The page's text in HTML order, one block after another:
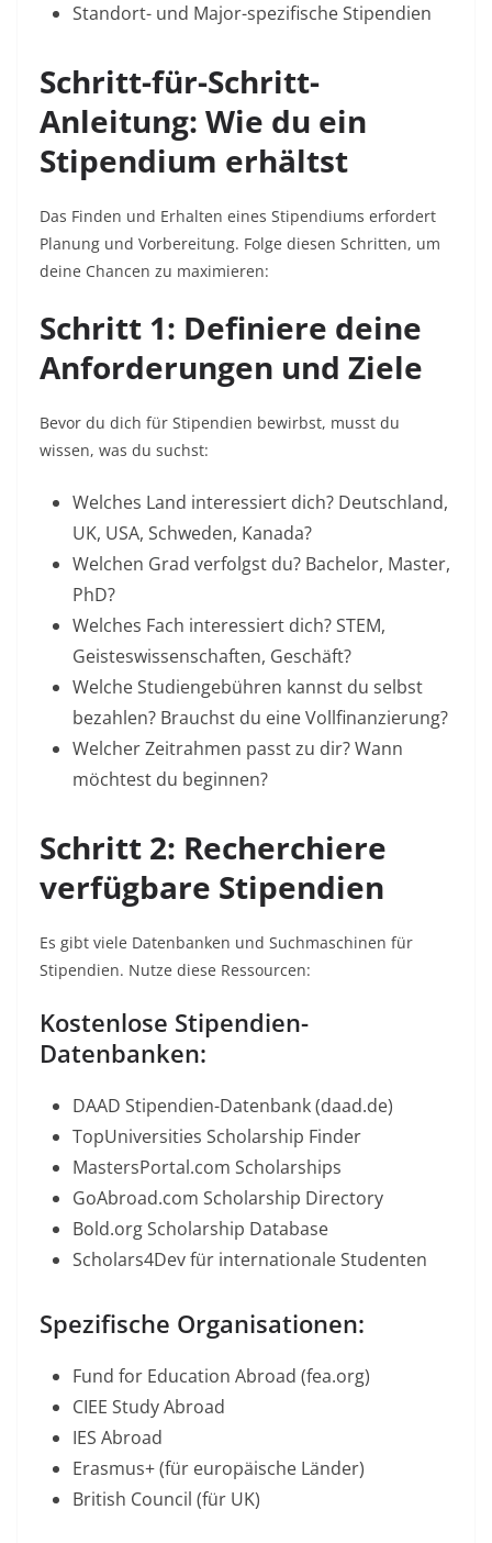
Standort- und Major-spezifische Stipendien​
Schritt-für-Schritt-
Anleitung: Wie du ein
Stipendium erhältst
Das Finden und Erhalten eines Stipendiums erfordert
Planung und Vorbereitung. Folge diesen Schritten, um
deine Chancen zu maximieren:​
Schritt 1: Definiere deine
Anforderungen und Ziele
Bevor du dich für Stipendien bewirbst, musst du
wissen, was du suchst:
Welches Land interessiert dich? Deutschland,
UK, USA, Schweden, Kanada?
Welchen Grad verfolgst du? Bachelor, Master,
PhD?
Welches Fach interessiert dich? STEM,
Geisteswissenschaften, Geschäft?
Welche Studiengebühren kannst du selbst
bezahlen? Brauchst du eine Vollfinanzierung?
Welcher Zeitrahmen passt zu dir? Wann
möchtest du beginnen?
Schritt 2: Recherchiere
verfügbare Stipendien
Es gibt viele Datenbanken und Suchmaschinen für
Stipendien. Nutze diese Ressourcen:
Kostenlose Stipendien-
Datenbanken:
DAAD Stipendien-Datenbank (daad.de)
TopUniversities Scholarship Finder
MastersPortal.com Scholarships
GoAbroad.com Scholarship Directory
Bold.org Scholarship Database
Scholars4Dev für internationale Studenten
Spezifische Organisationen:
Fund for Education Abroad (fea.org)
CIEE Study Abroad
IES Abroad
Erasmus+ (für europäische Länder)
British Council (für UK)